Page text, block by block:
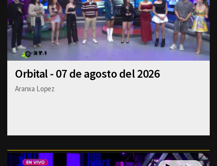
Orbital - 07 de agosto del 2026
Aranxa Lopez